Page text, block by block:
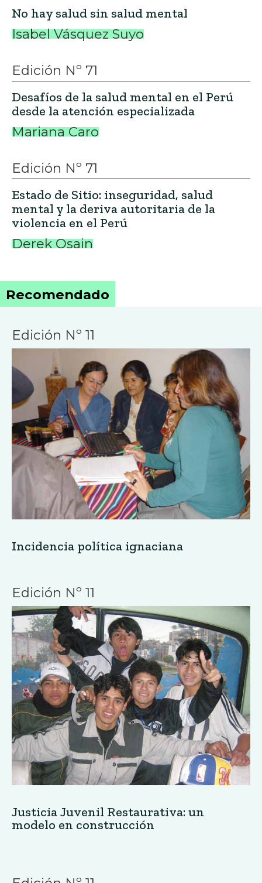
No hay salud sin salud mental
Isabel Vásquez Suyo
Edición Nº 71
Desafíos de la salud mental en el Perú
desde la atención especializada
Mariana Caro
Edición Nº 71
Estado de Sitio: inseguridad, salud
mental y la deriva autoritaria de la
violencia en el Perú
Derek Osain
Recomendado
Edición Nº 11
Incidencia política ignaciana
Edición Nº 11
Justicia Juvenil Restaurativa: un
modelo en construcción